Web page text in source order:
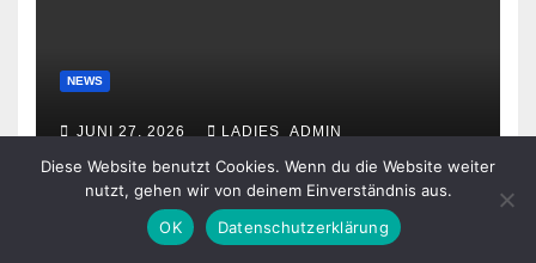
NEWS
JUNI 27, 2026 LADIES_ADMIN
Diese Website benutzt Cookies. Wenn du die Website weiter
nutzt, gehen wir von deinem Einverständnis aus.
OK
Datenschutzerklärung